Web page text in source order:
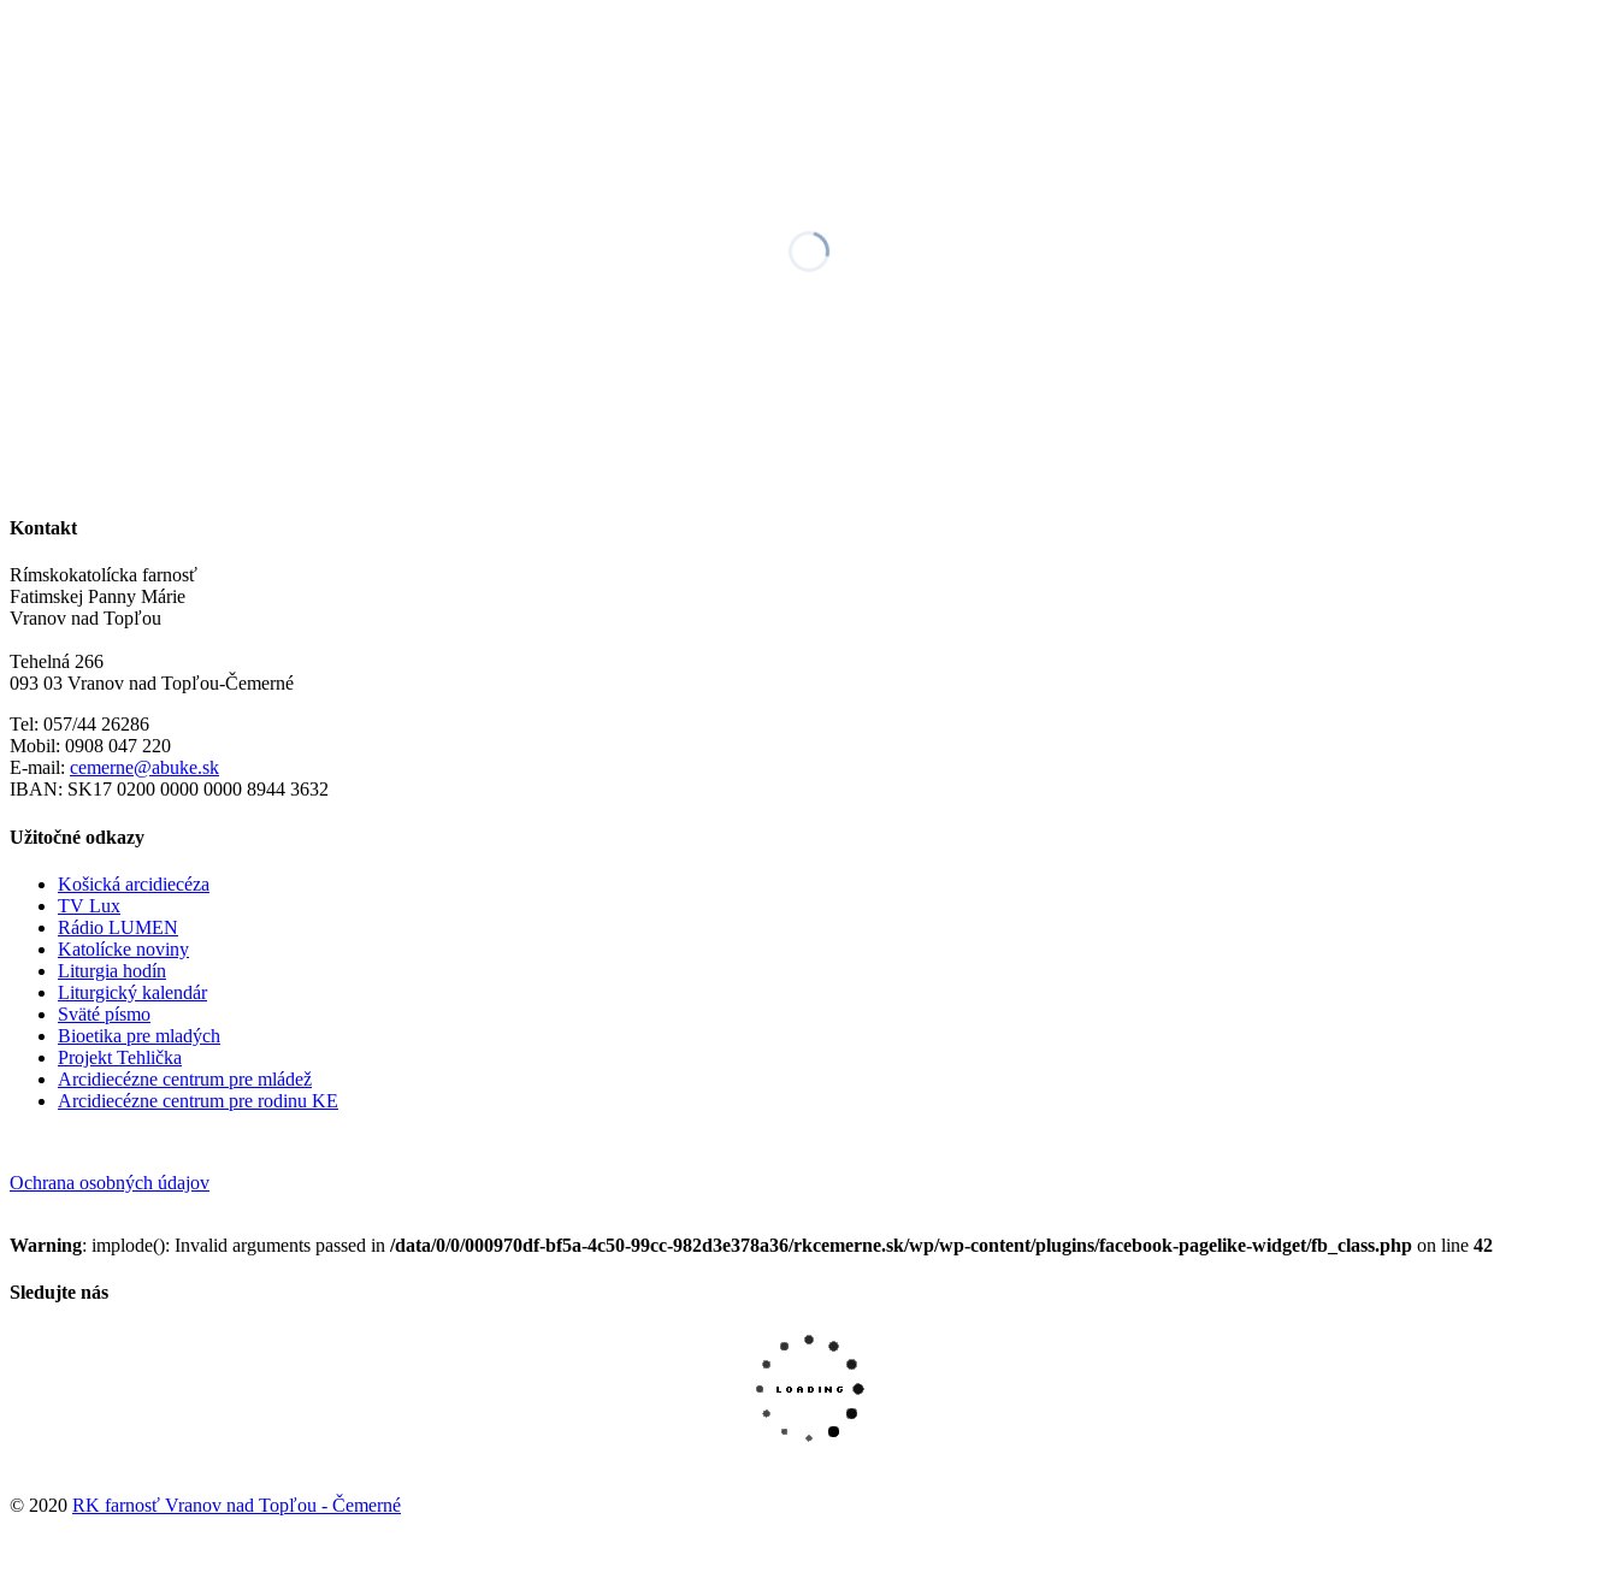
Kontakt
Rímskokatolícka farnosť
Fatimskej Panny Márie
Vranov nad Topľou
Tehelná 266
093 03 Vranov nad Topľou-Čemerné
Tel: 057/44 26286
Mobil: 0908 047 220
E-mail: cemerne@abuke.sk
IBAN: SK17 0200 0000 0000 8944 3632
Užitočné odkazy
Košická arcidiecéza
TV Lux
Rádio LUMEN
Katolícke noviny
Liturgia hodín
Liturgický kalendár
Sväté písmo
Bioetika pre mladých
Projekt Tehlička
Arcidiecézne centrum pre mládež
Arcidiecézne centrum pre rodinu KE
Ochrana osobných údajov
Warning: implode(): Invalid arguments passed in /data/0/0/000970df-bf5a-4c50-99cc-982d3e378a36/rkcemerne.sk/wp/wp-content/plugins/facebook-pagelike-widget/fb_class.php on line 42
Sledujte nás
© 2020 RK farnosť Vranov nad Topľou - Čemerné